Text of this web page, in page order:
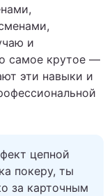
и
самое крутое —
эти навыки и
цепной
покеру, ты
за карточным